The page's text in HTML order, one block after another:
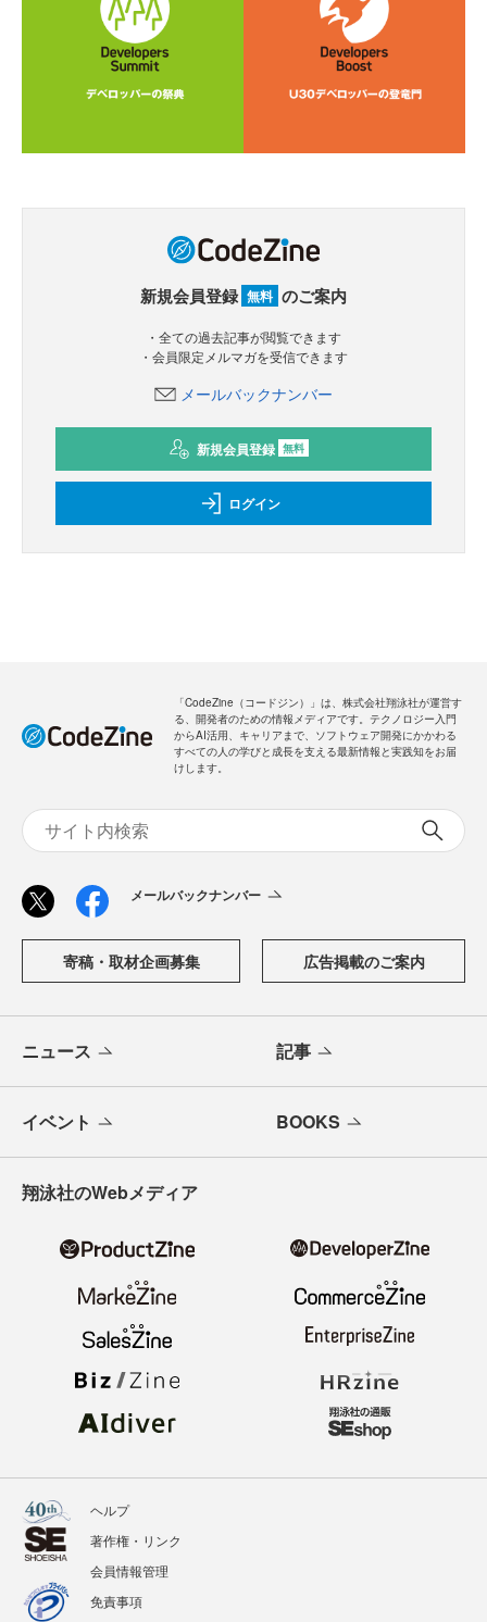
新規会員登録 無料 のご案内
・全ての過去記事が閲覧できます
・会員限定メルマガを受信できます
メールバックナンバー
新規会員登録 無料
ログイン
「CodeZine（コードジン）」は、株式会社翔泳社が運営す
る、開発者のための情報メディアです。テクノロジー入門
からAI活用、キャリアまで、ソフトウェア開発にかかわる
すべての人の学びと成長を支える最新情報と実践知をお届
けします。
メールバックナンバー
寄稿・取材企画募集 広告掲載のご案内
ニュース 記事
イベント BOOKS
翔泳社のWebメディア
ヘルプ
著作権・リンク
会員情報管理
免責事項